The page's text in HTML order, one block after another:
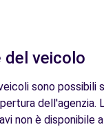
del veicolo
sono possibili
dell'agenzia.
non è disponibile